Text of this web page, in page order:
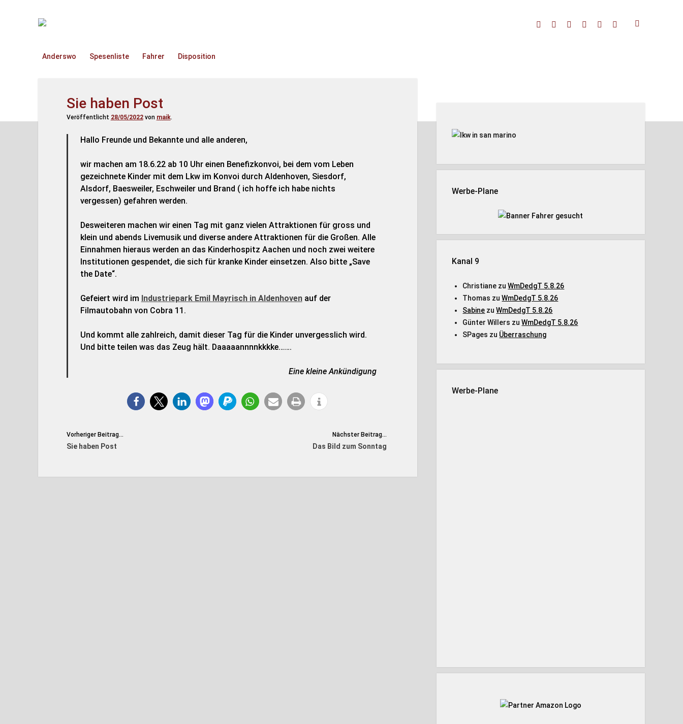
TruckOnline.de facebookthreadslinkedinyoutube
rss amazon
Anderswo Spesenliste Fahrer Disposition
Sie haben Post
Veröffentlicht 28/05/2022von maik.
Hallo Freunde und Bekannte und alle anderen,
wir machen am 18.6.22 ab 10 Uhr einen Benefizkonvoi, bei dem vom Leben
gezeichnete Kinder mit dem Lkw im Konvoi durch Aldenhoven, Siesdorf,
Alsdorf, Baesweiler, Eschweiler und Brand ( ich hoffe ich habe nichts
vergessen) gefahren werden.
Desweiteren machen wir einen Tag mit ganz vielen Attraktionen für gross und
klein und abends Livemusik und diverse andere Attraktionen für die Großen. Alle
Einnahmen hieraus werden an das Kinderhospitz Aachen und noch zwei weitere
Institutionen gespendet, die sich für kranke Kinder einsetzen. Also bitte „Save
the Date“.
Gefeiert wird im Industriepark Emil Mayrisch in Aldenhovenauf der
Filmautobahn von Cobra 11.
Und kommt alle zahlreich, damit dieser Tag für die Kinder unvergesslich wird.
Und bitte teilen was das Zeug hält. Daaaaannnnkkkke…….
Eine kleine Ankündigung
Vorheriger Beitrag...
Sie haben Post
Nächster Beitrag...
Das Bild zum Sonntag
Werbe-Plane
Kanal 9
Christiane zuWmDedgT 5.8.26
Thomas zuWmDedgT 5.8.26
Sabine zuWmDedgT 5.8.26
Günter Willers zuWmDedgT 5.8.26
SPages zu Überraschung
Werbe-Plane